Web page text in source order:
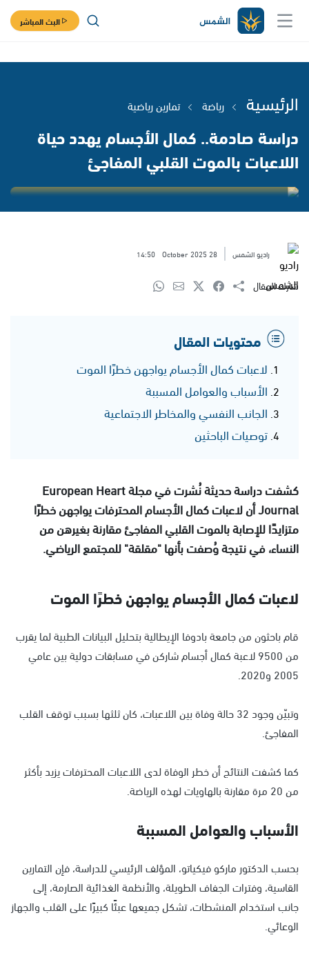
البث المباشر
الرئيسية رياضة تمارين رياضية
دراسة صادمة.. كمال الأجسام يهدد حياة
اللاعبات بالموت القلبي المفاجئ
راديو الشمس 28 October 2025
14:50
شارك المقال
محتويات المقال
لاعبات كمال الأجسام يواجهن خطرًا الموت
الأسباب والعوامل المسببة
الجانب النفسي والمخاطر الاجتماعية
توصيات الباحثين
كشفت دراسة حديثة نُشرت في مجلة European Heart
Journal أن لاعبات كمال الأجسام المحترفات يواجهن خطرًا
متزايدًا للإصابة بالموت القلبي المفاجئ مقارنة بغيرهن من
النساء، في نتيجة وُصفت بأنها "مقلقة" للمجتمع الرياضي.
لاعبات كمال الأجسام يواجهن خطرًا الموت
قام باحثون من جامعة بادوفا الإيطالية بتحليل البيانات الطبية لما يقرب
من 9500 لاعبة كمال أجسام شاركن في مسابقات دولية بين عامي
2005 و2020.
وتبيّن وجود 32 حالة وفاة بين اللاعبات، كان ثلثها بسبب توقف القلب
المفاجئ.
كما كشفت النتائج أن خطر الوفاة لدى اللاعبات المحترفات يزيد بأكثر
من 20 مرة مقارنة بالهاويات لهذه الرياضة.
الأسباب والعوامل المسببة
بحسب الدكتور ماركو فيكياتو، المؤلف الرئيسي للدراسة، فإن التمارين
القاسية، وفترات الجفاف الطويلة، والأنظمة الغذائية الصارمة، إلى
جانب استخدام المنشطات، تشكل جميعها عبئًا كبيرًا على القلب والجهاز
الوعائي.